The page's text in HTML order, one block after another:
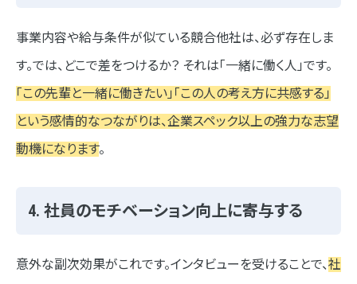
事業内容や給与条件が似ている競合他社は、必ず存在しま
す。では、どこで差をつけるか？ それは「一緒に働く人」です。
「この先輩と一緒に働きたい」「この人の考え方に共感する」
という感情的なつながりは、企業スペック以上の強力な志望
動機になります。
4. 社員のモチベーション向上に寄与する
意外な副次効果がこれです。インタビューを受けることで、社